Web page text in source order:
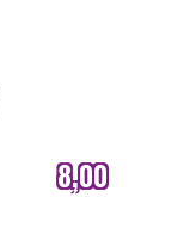
8,00
internetprijs